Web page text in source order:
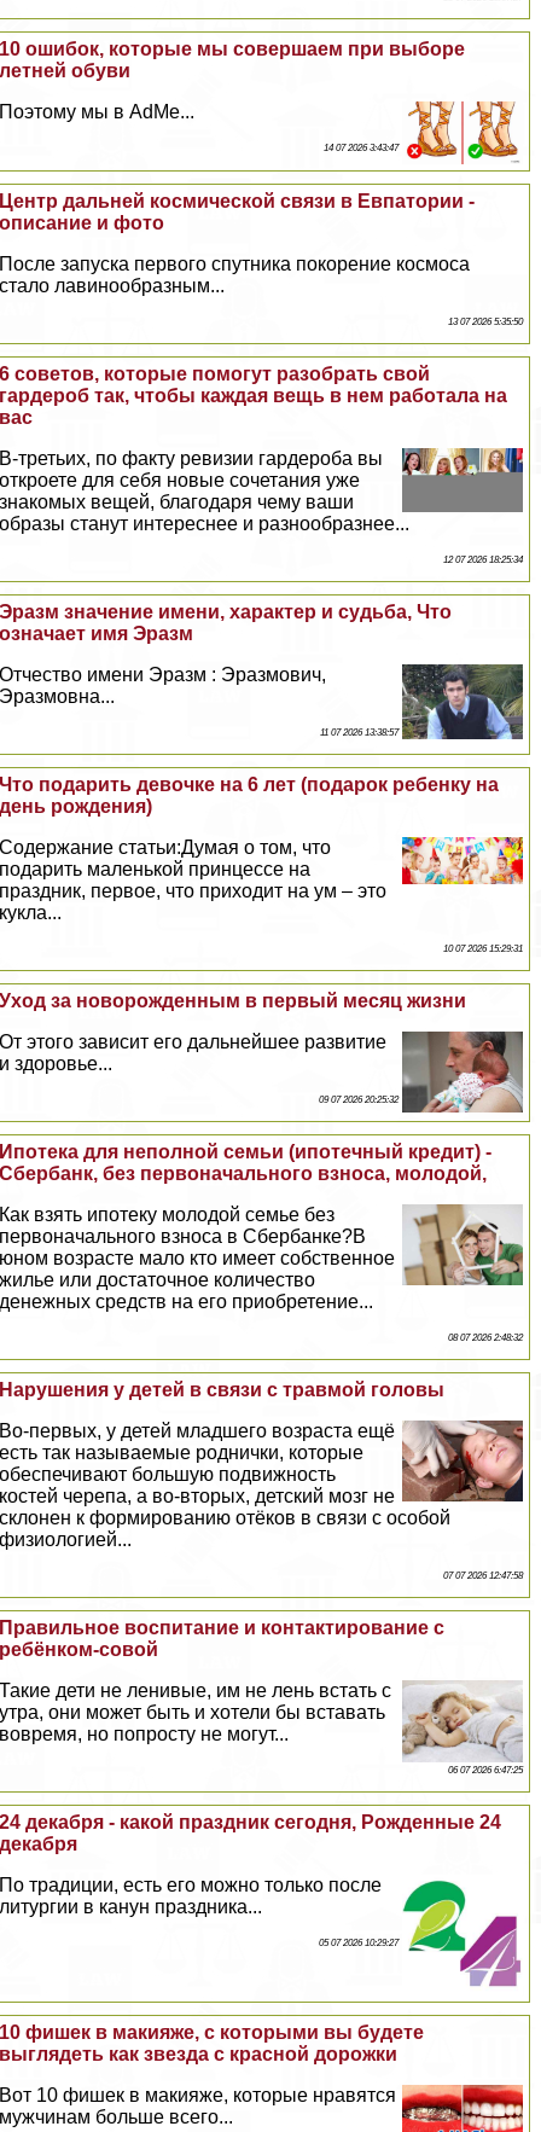
10 ошибок, которые мы совершаем при выборе
летней обуви
Поэтому мы в AdMe...
14 07 2026 3:43:47
Центр дальней космической связи в Евпатории -
описание и фото
После запуска первого спутника покорение космоса
стало лавинообразным...
13 07 2026 5:35:50
6 советов, которые помогут разобрать свой
гардероб так, чтобы каждая вещь в нем работала на
вас
В-третьих, по факту ревизии гардероба вы
откроете для себя новые сочетания уже
знакомых вещей, благодаря чему ваши
образы станут интереснее и разнообразнее...
12 07 2026 18:25:34
Эразм значение имени, хаpaктер и судьба, Что
означает имя Эразм
Отчество имени Эразм : Эразмович,
Эразмовна...
11 07 2026 13:38:57
Что подарить дeвoчке на 6 лет (подарок ребенку на
день рождения)
Содержание статьи:Думая о том, что
подарить маленькой принцессе на
праздник, первое, что приходит на ум – это
кукла...
10 07 2026 15:29:31
Уход за новорожденным в первый месяц жизни
От этого зависит его дальнейшее развитие
и здоровье...
09 07 2026 20:25:32
Ипотека для неполной семьи (ипотечный кредит) -
Сбербанк, без первоначального взноса, молодой,
Как взять ипотеку молодой семье без
первоначального взноса в Сбербанке?В
юном возрасте мало кто имеет собственное
жилье или достаточное количество
денежных средств на его приобретение...
08 07 2026 2:48:32
Нарушения у детей в связи с травмой головы
Во-первых, у детей младшего возраста ещё
есть так называемые роднички, которые
обеспечивают большую подвижность
костей черепа, а во-вторых, детский мозг не
склонен к формированию отёков в связи с особой
физиологией...
07 07 2026 12:47:58
Правильное воспитание и контактирование с
ребёнком-совой
Такие дети не ленивые, им не лень встать с
утра, они может быть и хотели бы вставать
вовремя, но попросту не могут...
06 07 2026 6:47:25
24 декабря - какой праздник сегодня, Рожденные 24
декабря
По традиции, есть его можно только после
литургии в канун праздника...
05 07 2026 10:29:27
10 фишек в макияже, с которыми вы будете
выглядеть как звезда с красной дорожки
Вот 10 фишек в макияже, которые нравятся
мужчинам больше всего...